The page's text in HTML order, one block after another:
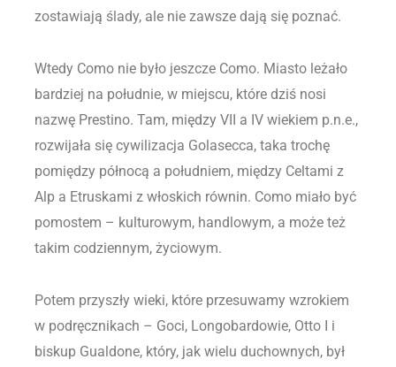
zostawiają ślady, ale nie zawsze dają się poznać.
Wtedy Como nie było jeszcze Como. Miasto leżało
bardziej na południe, w miejscu, które dziś nosi
nazwę Prestino. Tam, między VII a IV wiekiem p.n.e.,
rozwijała się cywilizacja Golasecca, taka trochę
pomiędzy północą a południem, między Celtami z
Alp a Etruskami z włoskich równin. Como miało być
pomostem – kulturowym, handlowym, a może też
takim codziennym, życiowym.
Potem przyszły wieki, które przesuwamy wzrokiem
w podręcznikach – Goci, Longobardowie, Otto I i
biskup Gualdone, który, jak wielu duchownych, był